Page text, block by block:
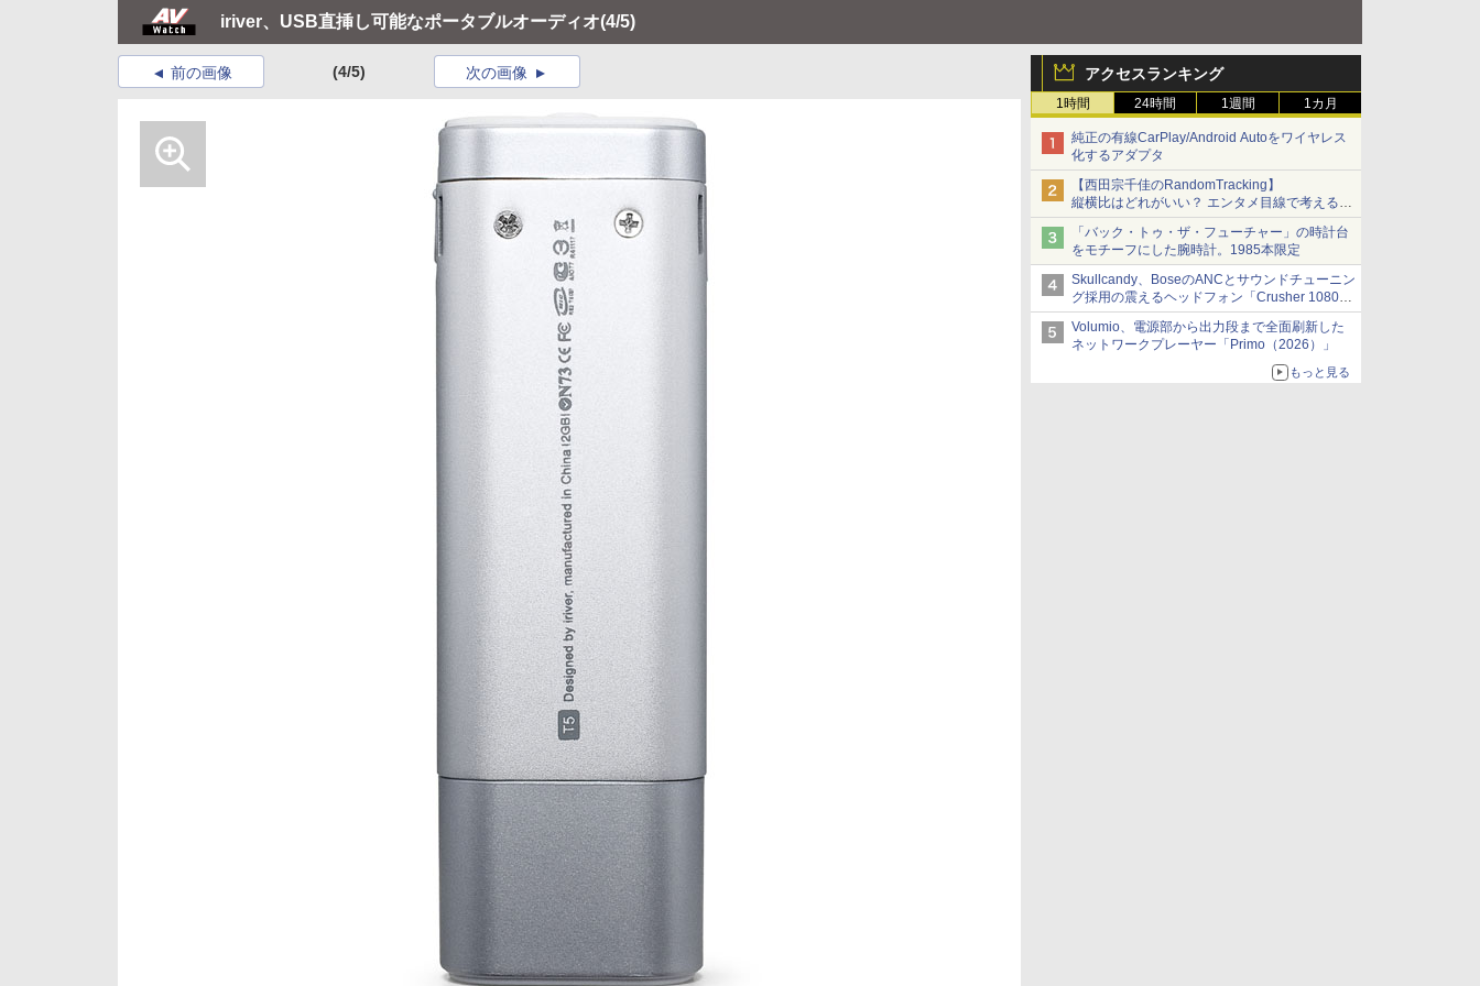
iriver、USB直挿し可能なポータブルオーディオ(4/5)
アクセスランキング
1時間 24時間 1週間 1カ月
純正の有線CarPlay/Android Autoをワイヤレス
化するアダプタ
【西田宗千佳のRandomTracking】
縦横比はどれがいい？ エンタメ目線で考える、
サムスン新「Galaxy Z Fold」
「バック・トゥ・ザ・フューチャー」の時計台
をモチーフにした腕時計。1985本限定
Skullcandy、BoseのANCとサウンドチューニン
グ採用の震えるヘッドフォン「Crusher 1080
ANC」
Volumio、電源部から出力段まで全面刷新した
ネットワークプレーヤー「Primo（2026）」
もっと見る
前の画像 (4/5) 次の画像